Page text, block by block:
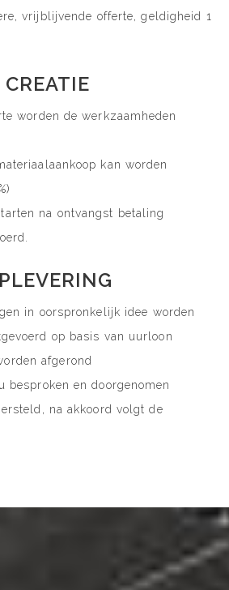
vrijblijvende offerte, geldigheid 1
CREATIE
worden de werkzaamheden
kan worden
na ontvangst betaling
in oorspronkelijk idee worden
op basis van uurloon
afgerond
besproken en doorgenomen
na akkoord volgt de